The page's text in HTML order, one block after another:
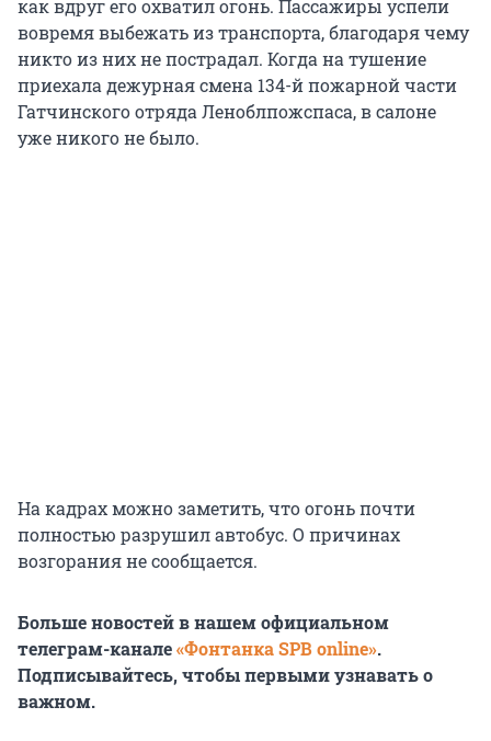
как вдруг его охватил огонь. Пассажиры успели
вовремя выбежать из транспорта, благодаря чему
никто из них не пострадал. Когда на тушение
приехала дежурная смена 134-й пожарной части
Гатчинского отряда Леноблпожспаса, в салоне
уже никого не было.
На кадрах можно заметить, что огонь почти
полностью разрушил автобус. О причинах
возгорания не сообщается.
Больше новостей в нашем официальном
телеграм-канале«Фонтанка SPB online».
Подписывайтесь, чтобы первыми узнавать о
важном.